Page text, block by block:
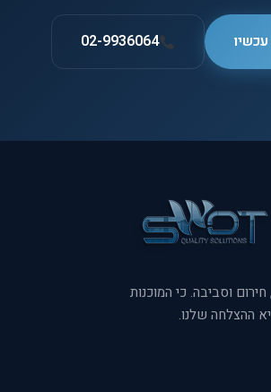
02-9936064
וסביבה. כי המוכנות
ההצלחה שלנו.